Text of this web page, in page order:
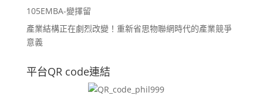
105EMBA-變擇留
產業結構正在劇烈改變！重新省思物聯網時代的產業競爭
意義
平台QR code連結